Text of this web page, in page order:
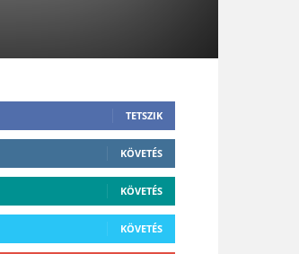
TETSZIK
KÖVETÉS
KÖVETÉS
KÖVETÉS